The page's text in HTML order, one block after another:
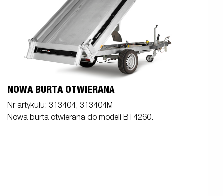
NOWA BURTA OTWIERANA
Nr artykułu: 313404, 313404M
Nowa burta otwierana do modeli BT4260.